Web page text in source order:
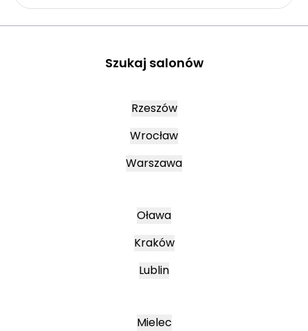
Szukaj salonów
Rzeszów
Wrocław
Warszawa
Oława
Kraków
Lublin
Mielec